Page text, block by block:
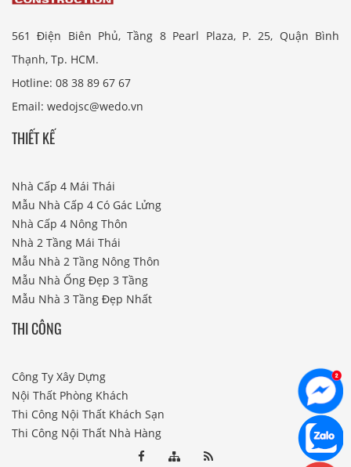
561 Điện Biên Phủ, Tầng 8 Pearl Plaza, P. 25, Quận Bình
Thạnh, Tp. HCM.
Hotline: 08 38 89 67 67
Email: wedojsc@wedo.vn
THIẾT KẾ
Nhà Cấp 4 Mái Thái
Mẫu Nhà Cấp 4 Có Gác Lửng
Nhà Cấp 4 Nông Thôn
Nhà 2 Tầng Mái Thái
Mẫu Nhà 2 Tầng Nông Thôn
Mẫu Nhà Ống Đẹp 3 Tầng
Mẫu Nhà 3 Tầng Đẹp Nhất
THI CÔNG
Công Ty Xây Dựng
Nội Thất Phòng Khách
Thi Công Nội Thất Khách Sạn
Thi Công Nội Thất Nhà Hàng